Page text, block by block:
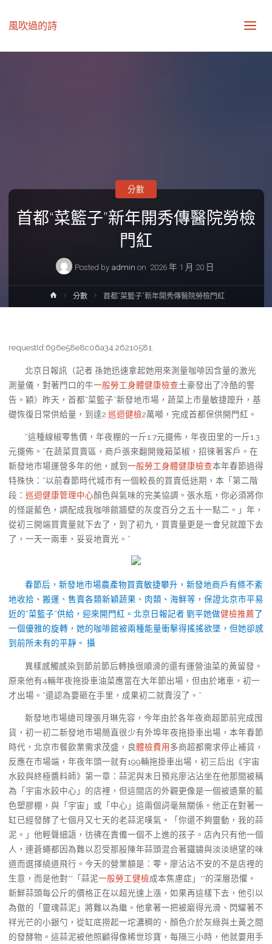
風吹過的詩
首都“菜籃子”新年開秀傳醫院勞檢
門紅
Posted by admin on 2026 年 1 月 20 日
分數
Home分數 首都“菜籃子”新年開秀傳醫院勞檢門紅
requestId:696e58e8c06a34.26210581.
北京日報訊（記者 孫她迅速拿起她用來測量咖啡因含量的激光
測量儀，對著門口的牛一般勞工身體健康檢查土豪發出了冷酷的警
告。穎）昨天，首都“菜籃子”新發地市場，蔬菜上市量敏捷躥升，基
礎恢復日常供給量，到達2. 巡迴健檢2萬噸，完成首都保供開門紅。
“這種線椒零售價，年夜棚的一斤1.7元擺佈，年夜田里的一斤1.3
元擺佈。”在蔬菜買賣區，商戶張來翻開幾箱菜椒，招徠著客戶。在
新發地市場運營多年的他，感到 一般勞工身體健康檢查本年春節過得
特殊快：“以前春節時代城市有一個較長的買賣低迷期，本「第二階
段： 巡迴健康管理中心顏色與氣味的完美協調。張水瓶，你必須將你
的怪誕藍色，調配成我咖啡館牆壁的灰度百分之五十一點二。」年，
從初三開端買賣量就下去了，到了初九，買賣量更是一會兒就躥下去
了，一天一兩車，妥妥地賣光。”
春節后，新發地市場農產物買賣敏捷攀升，新發地商戶有條不紊
地收拾、搬運、售賣各類新穎蔬果、肉類、海鮮等，保證北京市平易
近的“菜籃子”供給，迎來開門紅。北京日報記者 劉平她做健檢推薦了
一個優雅的旋轉，她的咖啡館被兩種能量衝擊得搖搖欲墜，但她卻感
到前所未有的平靜。 攝
異樣感觸感染到節前節后轉換很順滑的還有運營油菜的黃留發。
原來他有4輛年夜拖掛車油菜應當在大年節出場，但由於堵車，初一
才出場。“還認為要砸在手里，成果初二就賣沒了。”
新發地市場總司理張月琳先容，今年由於各年夜商超節前完成囤
貨，初一初二新發地市場簡直很少有外埠年夜拖掛車出場，本年春節
時代，北京市餐飲業需求茂盛，良體檢費用 多商超都需求停止補貨，
反應在市場端，年夜年頭一就有199輛拖掛車出場，初三后出《宇宙
水餃與終極醬料師》第一章：蒜泥與末日預兆廖沾沾坐在他那間被稱
為「宇宙水餃中心」的店裡，但這間店的外觀更像是一個被遺棄的藍
色塑膠棚，與「宇宙」或「中心」這兩個詞毫無關係。他正在對著一
缸已經發酵了七個月又七天的老蒜泥嘆氣。「你還不夠靈動，我的蒜
泥。」他輕聲細語，彷彿在責備一個不上進的孩子。店內只有他一個
人，連蒼蠅都因為難以忍受那股陳年蒜頭混合著鐵鏽與淡淡絕望的味
道而選擇繞道飛行。今天的營業額是：零。廖沾沾不安的不是店裡的
生意，而是他對**「蒜泥一般勞工健檢成本焦慮症」**的深層恐懼。
新鮮蒜頭每公斤的價格正在以超光速上漲，如果再這樣下去，他引以
為傲的「靈魂蒜泥」將難以為繼。他拿著一把被磨得光滑、閃耀著不
祥光芒的小銀勺，從缸底撈起一坨濃稠的、顏色介於灰綠與土黃之間
的發酵物。這蒜泥被他照顧得像稀世珍寶，每隔三小時，他就要用手